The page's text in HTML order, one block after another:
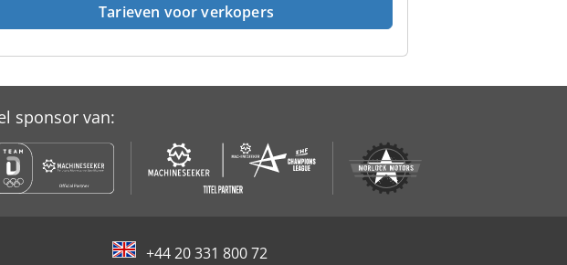
Tarieven voor verkopers
sponsor van:
+44 20 331 800 72